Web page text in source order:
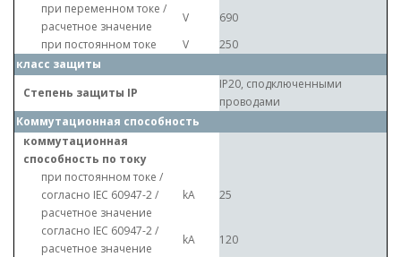
при переменном токе /
расчетное значение
V
690
при постоянном токе
V
250
класс защиты
Степень защиты IP
IP20, сподключенными
проводами
Коммутационная способность
коммутационная
способность по току
при постоянном токе /
согласно IEC 60947-2 /
расчетное значение
kA 25
согласно IEC 60947-2 /
расчетное значение
kA
120